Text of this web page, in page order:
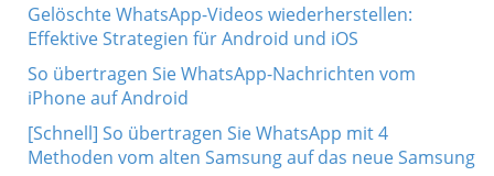
Gelöschte WhatsApp-Videos wiederherstellen:
Effektive Strategien für Android und iOS
So übertragen Sie WhatsApp-Nachrichten vom
iPhone auf Android
[Schnell] So übertragen Sie WhatsApp mit 4
Methoden vom alten Samsung auf das neue Samsung